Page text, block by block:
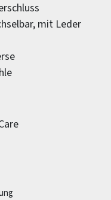
mit Leder